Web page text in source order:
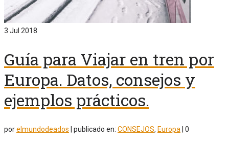
3 Jul 2018
Guía para Viajar en tren por
Europa. Datos, consejos y
ejemplos prácticos.
porelmundodeados publicado en: CONSEJOS, Europa 0